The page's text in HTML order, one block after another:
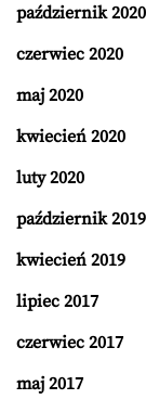
październik 2020
czerwiec 2020
maj 2020
kwiecień 2020
luty 2020
październik 2019
kwiecień 2019
lipiec 2017
czerwiec 2017
maj 2017